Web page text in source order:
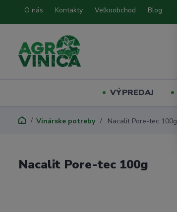
O nás Kontakty Veľkoobchod Blog
VÝPREDAJ
Vinárske potreby Nacalit Pore-tec 100g
Nacalit Pore-tec 100g